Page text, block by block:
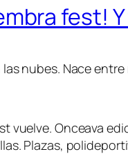
fest!
nubes. Nace
vuelve. Onceava
Plazas,